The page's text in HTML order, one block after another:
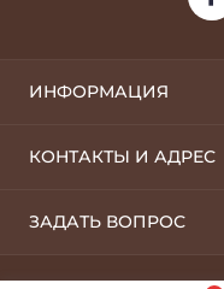
ИНФОРМАЦИЯ
Оплата и доставка
Возврат
Условия пользования
КОНТАКТЫ И АДРЕС
ЗАДАТЬ ВОПРОС